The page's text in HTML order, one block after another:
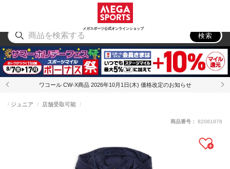
メガスポーツ公式オンラインショップ
アウトドア
検索
ワコール CW-X商品 2026年10月1日(木) 価格改定のお知らせ
ジュニア 店舗受取可能
商品番号： 82081878